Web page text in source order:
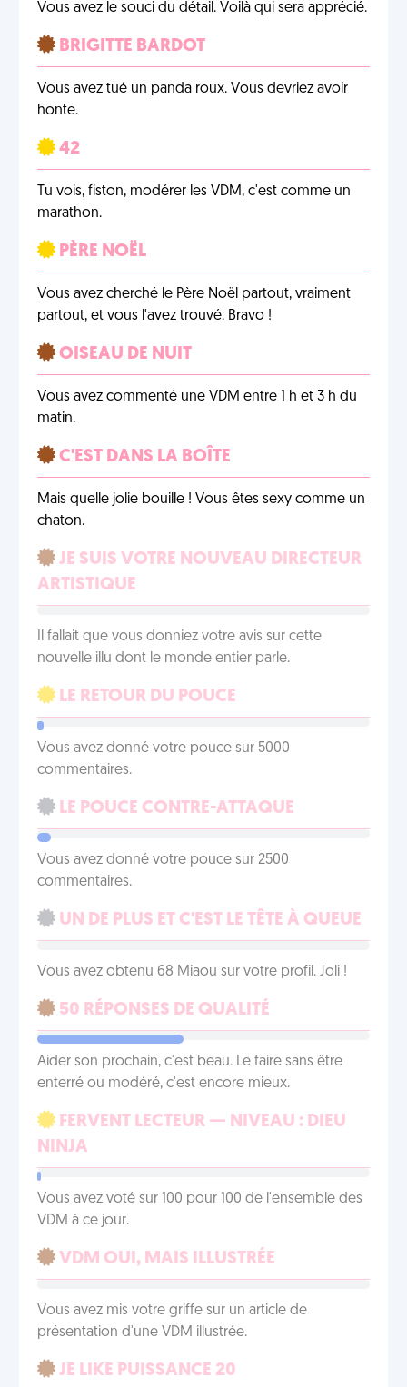
Vous avez le souci du détail. Voilà qui sera apprécié.
BRIGITTE BARDOT
Vous avez tué un panda roux. Vous devriez avoir
honte.
42
Tu vois, fiston, modérer les VDM, c'est comme un
marathon.
PÈRE NOËL
Vous avez cherché le Père Noël partout, vraiment
partout, et vous l'avez trouvé. Bravo !
OISEAU DE NUIT
Vous avez commenté une VDM entre 1 h et 3 h du
matin.
C'EST DANS LA BOÎTE
Mais quelle jolie bouille ! Vous êtes sexy comme un
chaton.
JE SUIS VOTRE NOUVEAU DIRECTEUR
ARTISTIQUE
Il fallait que vous donniez votre avis sur cette
nouvelle illu dont le monde entier parle.
LE RETOUR DU POUCE
Vous avez donné votre pouce sur 5000
commentaires.
LE POUCE CONTRE-ATTAQUE
Vous avez donné votre pouce sur 2500
commentaires.
UN DE PLUS ET C'EST LE TÊTE À QUEUE
Vous avez obtenu 68 Miaou sur votre profil. Joli !
50 RÉPONSES DE QUALITÉ
Aider son prochain, c'est beau. Le faire sans être
enterré ou modéré, c'est encore mieux.
FERVENT LECTEUR — NIVEAU : DIEU
NINJA
Vous avez voté sur 100 pour 100 de l'ensemble des
VDM à ce jour.
VDM OUI, MAIS ILLUSTRÉE
Vous avez mis votre griffe sur un article de
présentation d'une VDM illustrée.
JE LIKE PUISSANCE 20